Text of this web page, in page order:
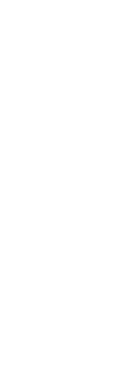
S.
to improve your
but you can
to improve your
website. Out of